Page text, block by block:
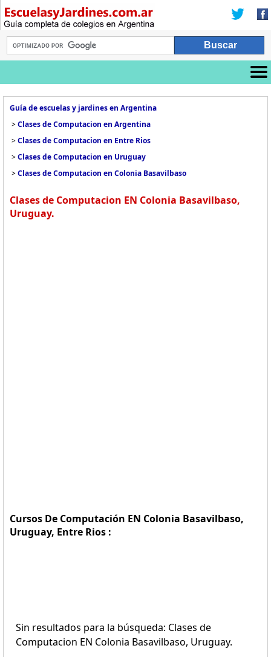
Guía de escuelas y jardines en Argentina
>Clases de Computacion en Argentina
>Clases de Computacion en Entre Rios
>Clases de Computacion en Uruguay
>Clases de Computacion en Colonia Basavilbaso
Clases de Computacion EN Colonia Basavilbaso,
Uruguay.
Cursos De Computación EN Colonia Basavilbaso,
Uruguay, Entre Rios :
Sin resultados para la búsqueda: Clases de
Computacion EN Colonia Basavilbaso, Uruguay.